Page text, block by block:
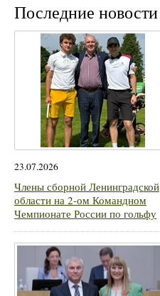
Последние новости
23.07.2026
Члены сборной Ленинградской
области на 2-ом Командном
Чемпионате России по гольфу